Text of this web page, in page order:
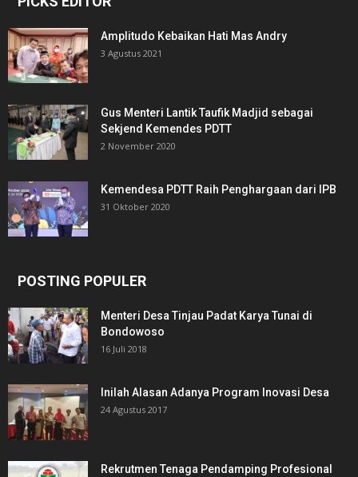
Amplitudo Kebaikan Hati Mas Andry
3 Agustus 2021
Gus Menteri Lantik Taufik Madjid sebagai
Sekjend Kemendes PDTT
2 November 2020
Kemendesa PDTT Raih Penghargaan dari IPB
31 Oktober 2020
POSTING POPULER
Menteri Desa Tinjau Padat Karya Tunai di
Bondowoso
16 Juli 2018
Inilah Alasan Adanya Program Inovasi Desa
24 Agustus 2017
Rekrutmen Tenaga Pendamping Profesional